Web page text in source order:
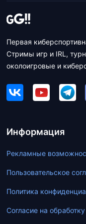
Первая
Стримы игр и IRL,
околоигровые и
Информация
Рекламные
Пользовательское
Политика
Согласие на